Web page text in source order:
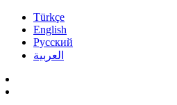
Türkçe
English
Pусский
العربية